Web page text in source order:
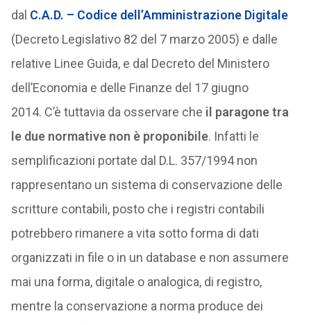
dal C.A.D. – Codice dell’Amministrazione Digitale
(Decreto Legislativo 82 del 7 marzo 2005) e dalle
relative Linee Guida, e dal Decreto del Ministero
dell’Economia e delle Finanze del 17 giugno
2014. C’è tuttavia da osservare che il paragone tra
le due normative non è proponibile. Infatti le
semplificazioni portate dal D.L. 357/1994 non
rappresentano un sistema di conservazione delle
scritture contabili, posto che i registri contabili
potrebbero rimanere a vita sotto forma di dati
organizzati in file o in un database e non assumere
mai una forma, digitale o analogica, di registro,
mentre la conservazione a norma produce dei